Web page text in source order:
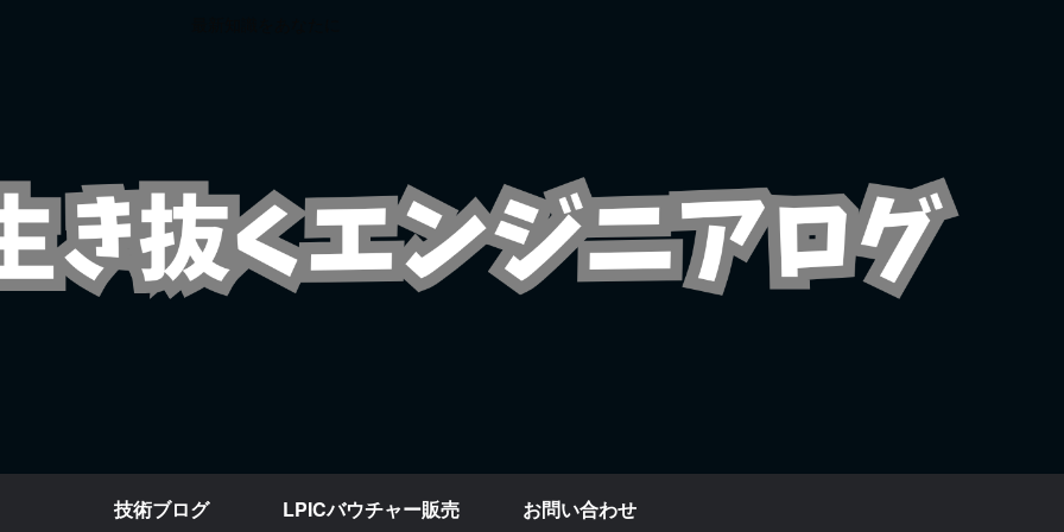
技術ブログ LPICバウチャー販売 お問い合わせ